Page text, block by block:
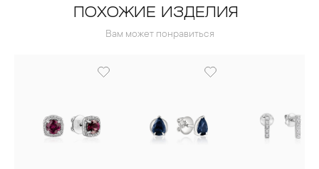
ПОХОЖИЕ ИЗДЕЛИЯ
Вам может понравиться